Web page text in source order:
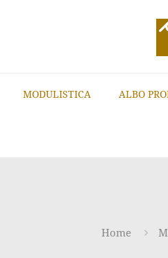
MODULISTICA ALBO
Home